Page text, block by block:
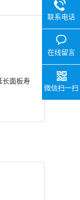
长面板寿
联系电话
在线留言
微信扫一扫